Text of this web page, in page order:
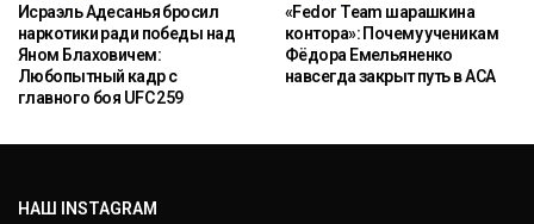
Исраэль Адесанья бросил
наркотики ради победы над
Яном Блаховичем:
Любопытный кадр с
главного боя UFC 259
«Fedor Team шарашкина
контора»: Почему ученикам
Фёдора Емельяненко
навсегда закрыт путь в ACA
НАШ INSTAGRAM